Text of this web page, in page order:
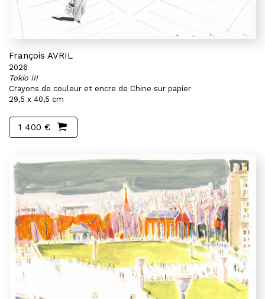
François AVRIL
2026
Tokio III
Crayons de couleur et encre de Chine sur papier
29,5 x 40,5 cm
1 400 €